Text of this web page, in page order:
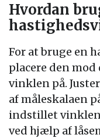
Hvordan
For at bruge en
placere den
vinklen på.
af måleskalaen
indstillet
ved hjælp af